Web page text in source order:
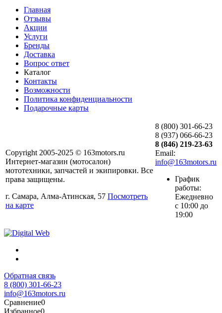
Главная
Отзывы
Акции
Услуги
Бренды
Доставка
Вопрос ответ
Каталог
Контакты
Возможности
Политика конфиденциальности
Подарочные карты
Copyright 2005-2025 © 163motors.ru
Интернет-магазин (мотосалон)
мототехники, запчастей и экипировки. Все
права защищены.
г. Самара, Алма-Атинская, 57 Посмотреть
на карте
8 (800) 301-66-23
8 (937) 066-66-23
8 (846) 219-23-63
Email:
info@163motors.ru
График
работы:
Ежедневно
с 10:00 до
19:00
Обратная связь
8 (800) 301-66-23
info@163motors.ru
Сравнение0